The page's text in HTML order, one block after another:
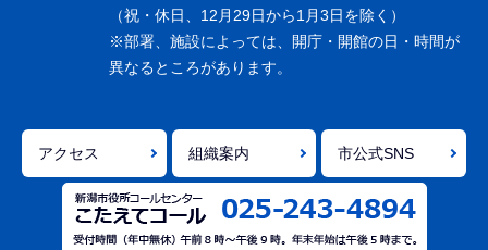
で
（祝・休日、12月29日から1月3日を除く）
※部署、施設によっては、開庁・開館の日・時間が
異なるところがあります。
アクセス 組織案内 市公式SNS